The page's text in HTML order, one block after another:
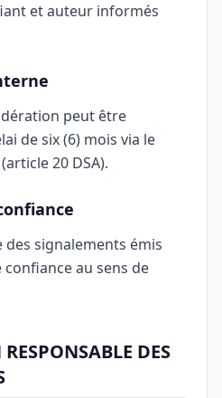
et auteur informés
peut être
de six (6) mois via le
20 DSA).
signalements émis
au sens de
DES